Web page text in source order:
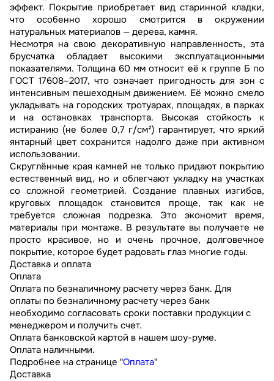
эффект. Покрытие приобретает вид старинной кладки,
что особенно хорошо смотрится в окружении
натуральных материалов — дерева, камня.
Несмотря на свою декоративную направленность, эта
брусчатка обладает высокими эксплуатационными
показателями. Толщина 60 мм относит её к группе Б по
ГОСТ 17608–2017, что означает пригодность для зон с
интенсивным пешеходным движением. Её можно смело
укладывать на городских тротуарах, площадях, в парках
и на остановках транспорта. Высокая стойкость к
истиранию (не более 0,7 г/см²) гарантирует, что яркий
янтарный цвет сохранится надолго даже при активном
использовании.
Скруглённые края камней не только придают покрытию
естественный вид, но и облегчают укладку на участках
со сложной геометрией. Создание плавных изгибов,
круговых площадок становится проще, так как не
требуется сложная подрезка. Это экономит время,
материалы при монтаже. В результате вы получаете не
просто красивое, но и очень прочное, долговечное
покрытие, которое будет радовать глаз многие годы.
Доставка и оплата
Оплата
Оплата по безналичному расчету через банк. Для
оплаты по безналичному расчету через банк
необходимо согласовать сроки поставки продукции с
менеджером и получить счет.
Оплата банковской картой в нашем шоу-руме.
Оплата наличными.
Подробнее на странице "Оплата"
Доставка